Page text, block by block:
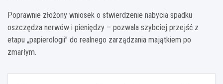
Poprawnie złożony wniosek o stwierdzenie nabycia spadku
oszczędza nerwów i pieniędzy – pozwala szybciej przejść z
etapu „papierologii” do realnego zarządzania majątkiem po
zmarłym.